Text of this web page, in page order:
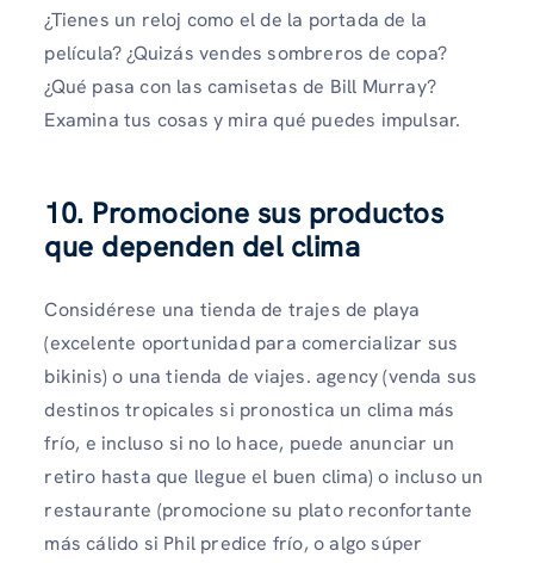
¿Tienes un reloj como el de la portada de la
película? ¿Quizás vendes sombreros de copa?
¿Qué pasa con las camisetas de Bill Murray?
Examina tus cosas y mira qué puedes impulsar.
10. Promocione sus productos
que dependen del clima
Considérese una tienda de trajes de playa
(excelente oportunidad para comercializar sus
bikinis) o una tienda de viajes. agency (venda sus
destinos tropicales si pronostica un clima más
frío, e incluso si no lo hace, puede anunciar un
retiro hasta que llegue el buen clima) o incluso un
restaurante (promocione su plato reconfortante
más cálido si Phil predice frío, o algo súper